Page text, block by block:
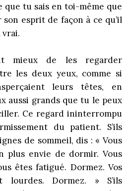
que tu sais en toi-même que
esprit de façon à ce qu’il
vrai.
mieux de les regarder
les deux yeux, comme si
leurs têtes, en
aussi grands que tu le peux
Ce regard ininterrompu
du patient. S’ils
de sommeil, dis : « Vous
plus envie de dormir. Vous
êtes fatigué. Dormez. Vos
lourdes. Dormez. » S’ils